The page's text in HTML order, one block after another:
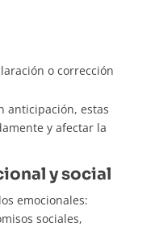
o corrección
anticipación, estas
y afectar la
y social
emocionales:
sociales,